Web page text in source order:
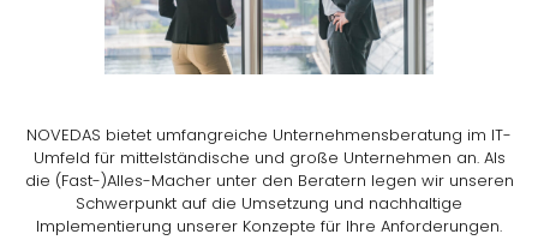
NOVEDAS bietet umfangreiche Unternehmensberatung im IT-
Umfeld für mittelständische und große Unternehmen an. Als
die (Fast-)Alles-Macher unter den Beratern legen wir unseren
Schwerpunkt auf die Umsetzung und nachhaltige
Implementierung unserer Konzepte für Ihre Anforderungen.